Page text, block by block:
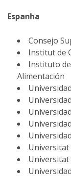
Espanha
Consejo
Institut de
Instituto
Alimentación
Universitat
Universitat